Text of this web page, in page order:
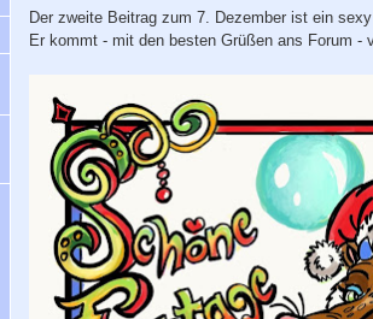
Der zweite Beitrag zum 7. Dezember ist ein
Er kommt - mit den besten Grüßen ans Forum -